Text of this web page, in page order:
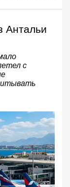
Антальи
с